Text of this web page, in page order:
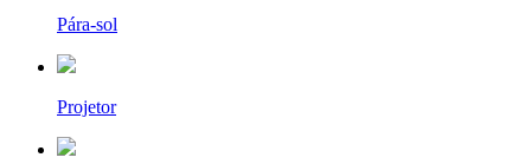
Pára-sol
Projetor